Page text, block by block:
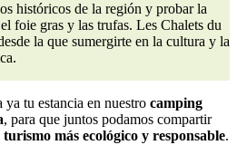
históricos de la región y probar la
foie gras y las trufas. Les Chalets du
la que sumergirte en la cultura y la
ya tu estancia en nuestro camping
, para que juntos podamos compartir
más ecológico y responsable.